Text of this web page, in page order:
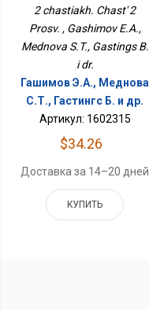
2 chastiakh. Chast' 2
Prosv. , Gashimov E.A.,
Mednova S.T., Gastings B.
i dr.
Гашимов Э.А., Меднова
С.Т., Гастингс Б. и др.
Артикул: 1602315
$34.26
Доставка за 14–20 дней
КУПИТЬ